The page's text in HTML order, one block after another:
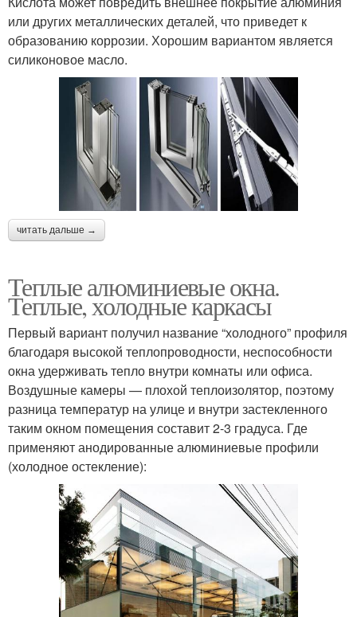
или других металлических деталей, что приведет к
образованию коррозии. Хорошим вариантом является
силиконовое масло.
читать дальше →
Теплые алюминиевые окна.
Теплые, холодные каркасы
Первый вариант получил название “холодного” профиля
благодаря высокой теплопроводности, неспособности
окна удерживать тепло внутри комнаты или офиса.
Воздушные камеры — плохой теплоизолятор, поэтому
разница температур на улице и внутри застекленного
таким окном помещения составит 2-3 градуса. Где
применяют анодированные алюминиевые профили
(холодное остекление):